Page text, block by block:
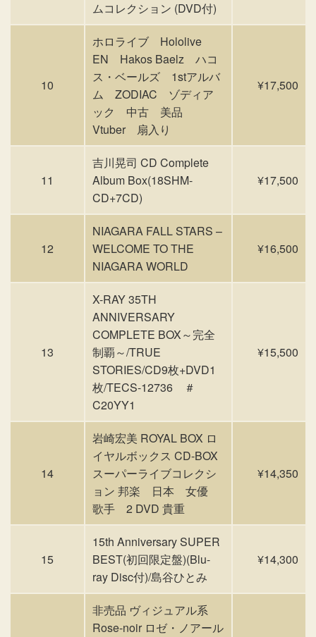
ムコレクション (DVD付)
10
ホロライブ Hololive
EN Hakos Baelz ハコ
ス・ベールズ 1stアルバ
ム ZODIAC ゾディア
ック 中古 美品
Vtuber 扇入り
¥17,500
11
吉川晃司 CD Complete
Album Box(18SHM-
CD+7CD)
¥17,500
12
NIAGARA FALL STARS –
WELCOME TO THE
NIAGARA WORLD
¥16,500
13
X-RAY 35TH
ANNIVERSARY
COMPLETE BOX～完全
制覇～/TRUE
STORIES/CD9枚+DVD1
枚/TECS-12736 ＃
C20YY1
¥15,500
14
岩崎宏美 ROYAL BOX ロ
イヤルボックス CD-BOX
スーパーライブコレクシ
ョン 邦楽 日本 女優
歌手 2 DVD 貴重
¥14,350
15
15th Anniversary SUPER
BEST(初回限定盤)(Blu-
ray Disc付)/島谷ひとみ
¥14,300
非売品 ヴィジュアル系
Rose-noir ロゼ・ノアール